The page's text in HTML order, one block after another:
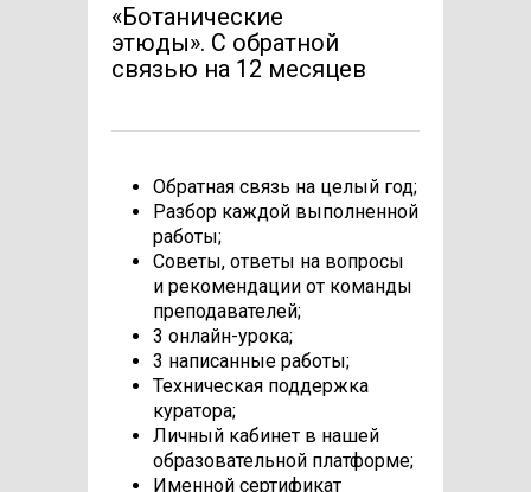
Обратная связь на целый год;
Разбор каждой выполненной
работы;
Советы, ответы на вопросы
и рекомендации от команды
преподавателей;
3 онлайн-урока;
3 написанные работы;
Техническая поддержка
куратора;
Личный кабинет в нашей
образовательной платформе;
Именной сертификат
«Ботанические
этюды». C обратной
связью на 12 месяцев